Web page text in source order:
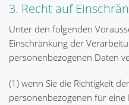
3. Recht auf
Unter den folgenden
Einschränkung der
personenbezogenen Daten
(1) wenn Sie die Richtigkeit
personenbezogenen für eine